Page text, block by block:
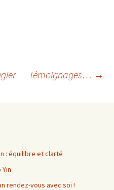
Témoignages… →
: équilibre et clarté
rendez-vous avec soi !